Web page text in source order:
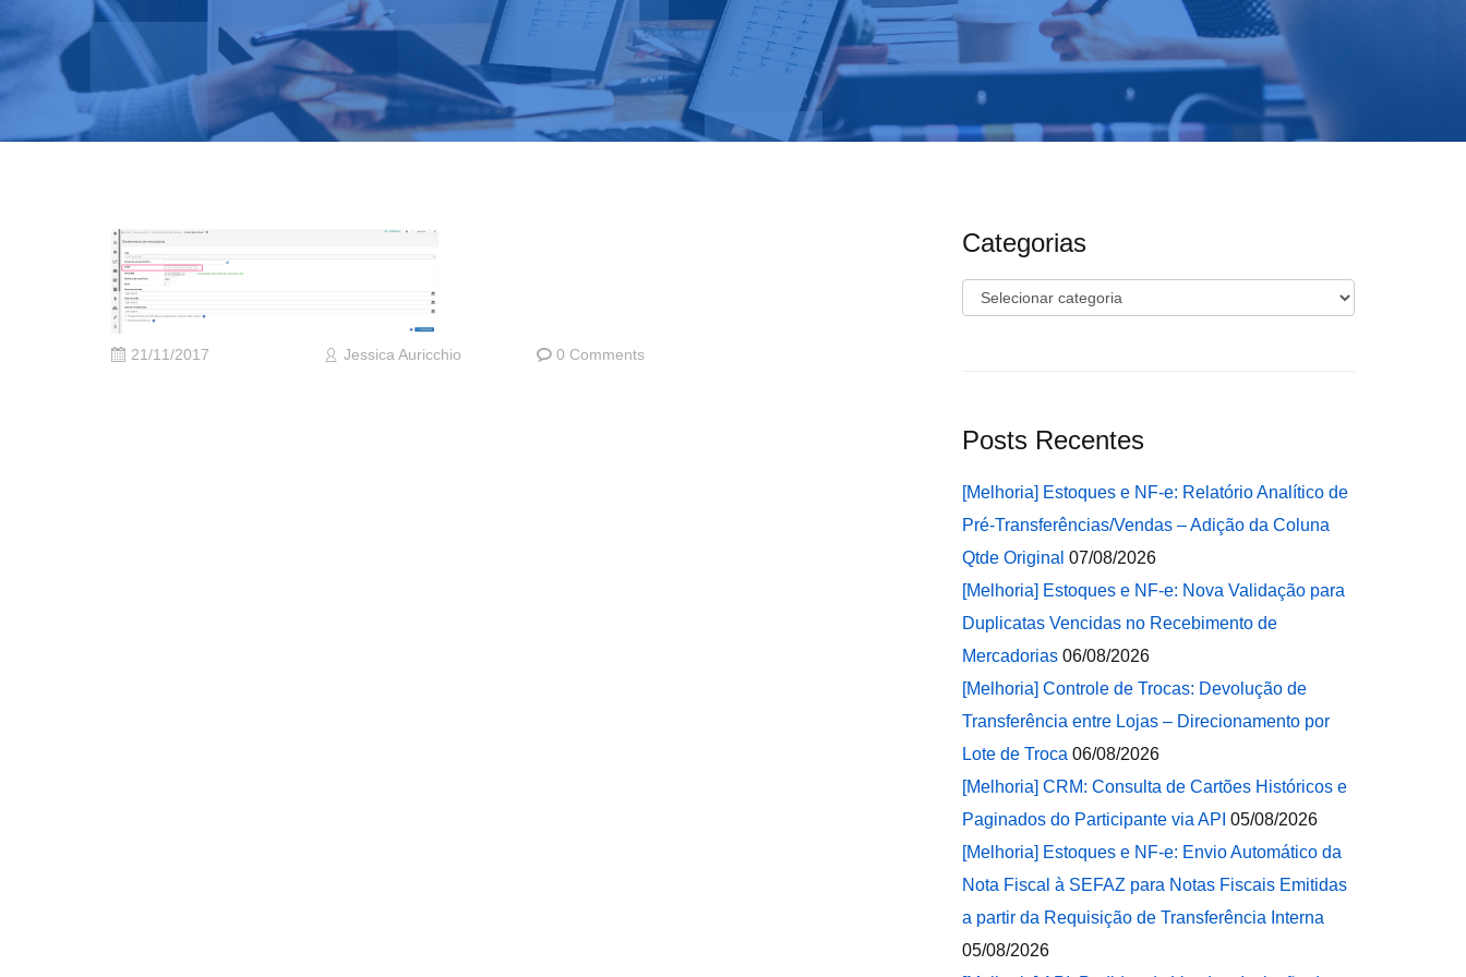
21/11/2017 Jessica Auricchio 0 Comments
Categorias
Categorias
Posts Recentes
[Melhoria] Estoques e NF-e: Relatório Analítico de
Pré-Transferências/Vendas – Adição da Coluna
Qtde Original 07/08/2026
[Melhoria] Estoques e NF-e: Nova Validação para
Duplicatas Vencidas no Recebimento de
Mercadorias 06/08/2026
[Melhoria] Controle de Trocas: Devolução de
Transferência entre Lojas – Direcionamento por
Lote de Troca 06/08/2026
[Melhoria] CRM: Consulta de Cartões Históricos e
Paginados do Participante via API 05/08/2026
[Melhoria] Estoques e NF-e: Envio Automático da
Nota Fiscal à SEFAZ para Notas Fiscais Emitidas
a partir da Requisição de Transferência Interna
05/08/2026